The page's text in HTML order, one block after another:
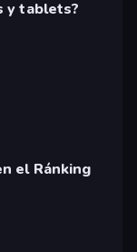
y tablets?
el Ránking